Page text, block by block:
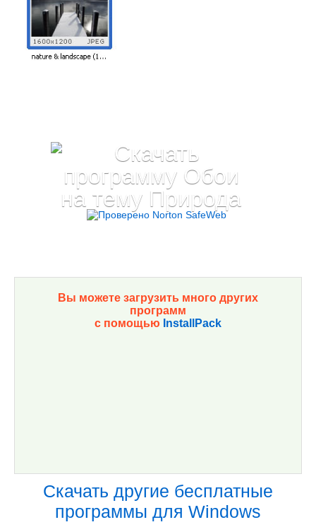
Вы можете загрузить много других
программ
с помощью InstallPack
Скачать другие бесплатные
программы для Windows